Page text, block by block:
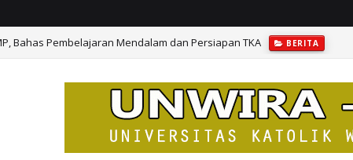
Bahas Pembelajaran Mendalam dan Persiapan TKA BERITA